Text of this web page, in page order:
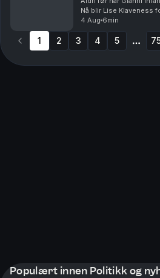
Nå blir Lise Klaveness
det realistisk? Vi
dag også om at Ukraina
4 Aug 6min
1 2 3 4 5
Populært innen Politikk og